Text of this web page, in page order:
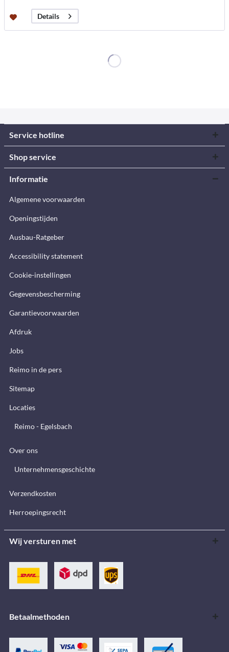
Details
Service hotline
Shop service
Informatie
Algemene voorwaarden
Openingstijden
Ausbau-Ratgeber
Accessibility statement
Cookie-instellingen
Gegevensbescherming
Garantievoorwaarden
Afdruk
Jobs
Reimo in de pers
Sitemap
Locaties
Reimo - Egelsbach
Over ons
Unternehmensgeschichte
Verzendkosten
Herroepingsrecht
Wij versturen met
Betaalmethoden